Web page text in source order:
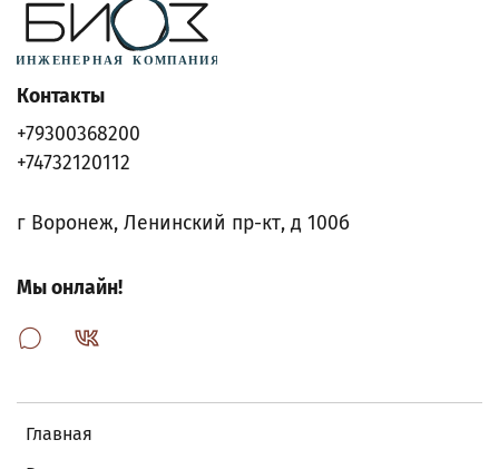
Главная
Контакты
+79300368200
+74732120112
г Воронеж, Ленинский пр-кт, д 100б
Мы онлайн!